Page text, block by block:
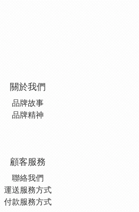
關於我們
品牌故事
品牌精神
顧客服務
聯絡我們
運送服務方式
付款服務方式